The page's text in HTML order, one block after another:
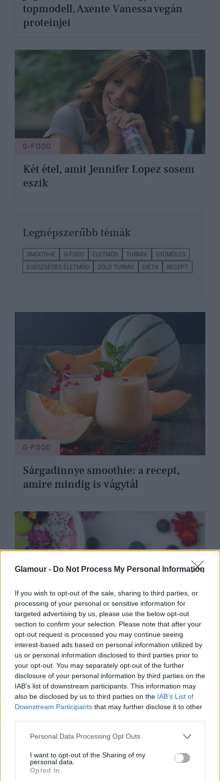
Glamour - Do Not Process My Personal Information
If you wish to opt-out of the sale, sharing to third parties, or
processing of your personal or sensitive information for
targeted advertising by us, please use the below opt-out
section to confirm your selection. Please note that after your
opt-out request is processed you may continue seeing
interest-based ads based on personal information utilized by
us or personal information disclosed to third parties prior to
your opt-out. You may separately opt-out of the further
disclosure of your personal information by third parties on the
IAB’s list of downstream participants. This information may
also be disclosed by us to third parties on the IAB’s List of
Downstream Participants that may further disclose it to other
Please note that this website/app uses one or more Google
not limited to your visit or usage behaviour. You may click to
grant or deny consent to Google and its third-party tags to
use your data for below specified purposes in below Google
Personal Data Processing Opt Outs
I want to opt-out of the Sharing of my
personal data.
Opted In
topmodell, Axente Vanessa vegán
proteinjei
G-FOOD
Két étel, amit Jennifer Lopez sosem
eszik
Legnépszerűbb témák
SMOOTHIE G-FOOD ÉLETMÓD TURMIX
GYÜMÖLCS
EGÉSZSÉGES ÉLETMÓD
ZÖLD TURMIX DIÉTA RECEPT
G-FOOD
Sárgadinnye smoothie: a recept,
amire mindig is vágytál
G-FOOD
Zsebeld be a lájkokat ezzel a
egzotikus smoothie tállal